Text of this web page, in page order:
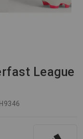
League